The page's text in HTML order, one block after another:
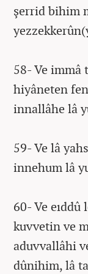
şerrid bihim
58- Ve immâ
hiyâneten
innallâhe lâ
59- Ve lâ
innehum lâ
60- Ve
kuvvetin ve
aduvvallâhi
dûnihim, lâ